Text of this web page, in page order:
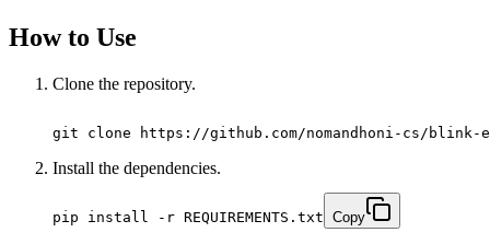
How to Use
Clone the repository.
git clone https://github.com/nomandhoni-cs/blink-
Install the dependencies.
pip install -r REQUIREMENTS.txt Copy